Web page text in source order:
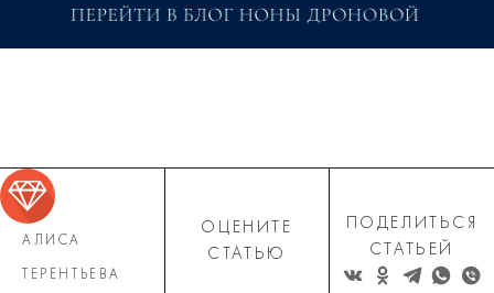
АЛИСА
ТЕРЕНТЬЕВА
ОЦЕНИТЕ
СТАТЬЮ
ПОДЕЛИТЬСЯ
СТАТЬЕЙ